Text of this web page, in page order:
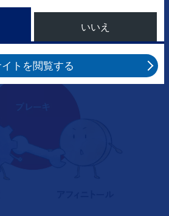
をおびたに
など
いいえ
トを閲覧する